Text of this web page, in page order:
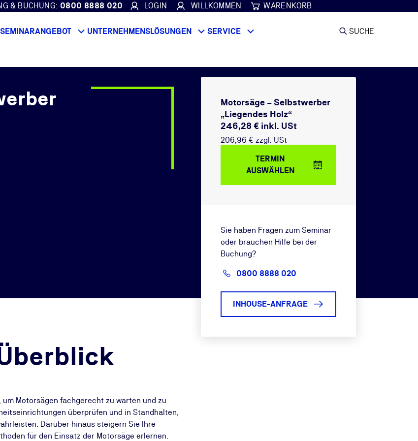
& BUCHUNG: 0800 8888 020 LOGIN WILLKOMMEN WARENKORB
SEMINARANGEBOT UNTERNEHMENSLÖSUNGEN SERVICE SUCHE
Motorsägen fachgerecht zu warten und zu
überprüfen und in Standhalten,
Darüber hinaus steigern Sie Ihre
für den Einsatz der Motorsäge erlernen.
Motorsäge – Selbstwerber
„Liegendes Holz“
246,28 € inkl. USt
206,96 € zzgl. USt
TERMIN
AUSWÄHLEN
Sie haben Fragen zum Seminar
oder brauchen Hilfe bei der
Buchung?
0800 8888 020
INHOUSE-ANFRAGE